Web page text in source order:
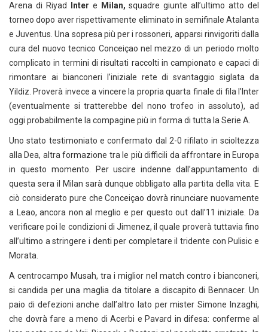
Arena di Riyad
Inter e Milan, squadre giunte all’ultimo atto del
torneo dopo aver rispettivamente eliminato in semifinale Atalanta
e Juventus. Una sopresa più per i rossoneri, apparsi rinvigoriti dalla
cura del nuovo tecnico Conceiçao nel mezzo di un periodo molto
complicato in termini di risultati raccolti in campionato e capaci di
rimontare ai bianconeri l’iniziale rete di svantaggio siglata da
Yildiz. Proverà invece a vincere la propria quarta finale di fila l’Inter
(eventualmente si tratterebbe del nono trofeo in assoluto), ad
oggi probabilmente la compagine più in forma di tutta la Serie A.
Uno stato testimoniato e confermato dal 2-0 rifilato in scioltezza
alla Dea, altra formazione tra le più difficili da affrontare in Europa
in questo momento. Per uscire indenne dall’appuntamento di
questa sera il Milan sarà dunque obbligato alla partita della vita. E
ciò considerato pure che Conceiçao dovrà rinunciare nuovamente
a Leao, ancora non al meglio e per questo out dall’11 iniziale. Da
verificare poi le condizioni di Jimenez, il quale proverà tuttavia fino
all’ultimo a stringere i denti per completare il tridente con Pulisic e
Morata.
A centrocampo Musah, tra i miglior nel match contro i bianconeri,
si candida per una maglia da titolare a discapito di Bennacer. Un
paio di defezioni anche dall’altro lato per mister Simone Inzaghi,
che dovrà fare a meno di Acerbi e Pavard in difesa: conferme al